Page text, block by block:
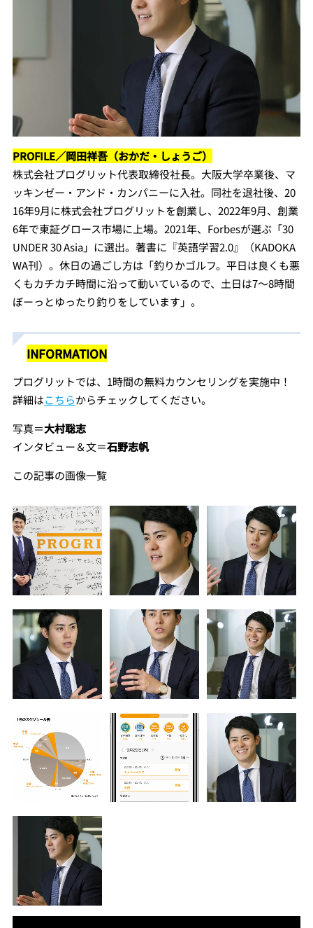
PROFILE／岡田祥吾（おかだ・しょうご）
株式会社プログリット代表取締役社長。 大阪大学卒業後、マ
ッキンゼー・アンド・カンパニーに入社。同社を退社後、20
16年9月に株式会社プログリットを創業し、2022年9月、創業
6年で東証グロース市場に上場。2021年、Forbesが選ぶ「30
UNDER 30 Asia」に選出。著書に『英語学習2.0』（KADOKA
WA刊）。休日の過ごし方は「釣りかゴルフ。平日は良くも悪
くもカチカチ時間に沿って動いているので、土日は7～8時間
ぼーっとゆったり釣りをしています」。
INFORMATION
プログリットでは、1時間の無料カウンセリングを実施中！
詳細はこちらからチェックしてください。
写真＝大村聡志
インタビュー＆文＝石野志帆
この記事の画像一覧